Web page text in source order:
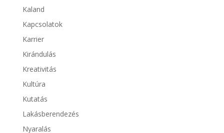
Kaland
Kapcsolatok
Karrier
Kirándulás
Kreativitás
Kultúra
Kutatás
Lakásberendezés
Nyaralás